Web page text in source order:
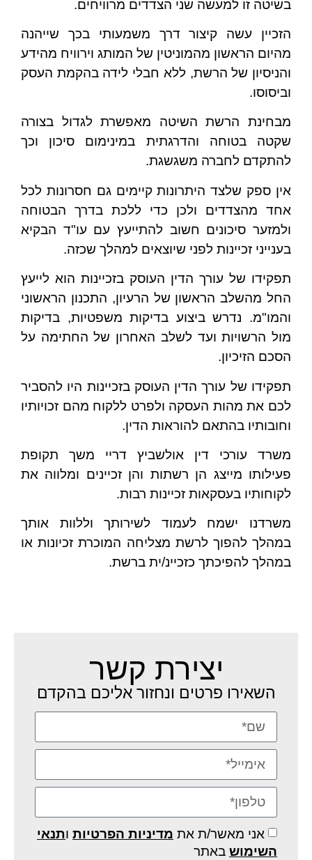
בשיטה זו למעשה שני הצדדים מרוויחים.
הזכיין עשה קיצור דרך משמעותי בכך שייהנה
מהיום הראשון מהמוניטין של המותג וירוויח מהידע
והניסיון של הרשת, ללא חבלי לידה בהקמת העסק
וביסוסו.
מבחינת הרשת השיטה מאפשרת לגדול בצורה
שקטה בטוחה והדרגתית במינימום סיכון וכך
להתקדם לחברה משגשגת.
אין ספק שלצד היתרונות קיימים גם חסרונות לכל
אחד מהצדדים ולכן כדי ללכת בדרך הבטוחה
ולמזער סיכונים חשוב להתייעץ עם עו"ד הבקיא
בענייני זכיינות לפני שיוצאים למהלך שכזה.
תפקידו של עורך הדין העוסק בזכיינות הוא לייעץ
החל מהשלב הראשון של הרעיון, התכנון הראשוני
והמו"מ. נדרש ביצוע בדיקות משפטיות, בדיקות
מול הרשויות ועד לשלב האחרון של החתימה על
הסכם הזיכיון.
תפקידו של עורך הדין העוסק בזכיינות היו להסביר
לכם את מהות העסקה ולפרט ללקוח מהם זכויותיו
וחובותיו בהתאם להוראות הדין.
משרד עורכי דין אולשביץ דריי משך תקופת
פעילותו מייצג הן רשתות והן זכיינים ומלווה את
לקוחותיו בעסקאות זכיינות רבות.
משרדנו ישמח לעמוד לשירותך וללוות אותך
במהלך להפוך לרשת מצליחה המוכרת זכיונות או
במהלך להפיכתך כזכיינ/ית ברשת.
יצירת קשר
השאירו פרטים ונחזור אליכם בהקדם
אני מאשר/ת את מדיניות הפרטיות ותנאי
השימוש באתר